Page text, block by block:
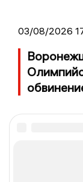
03/08/2026